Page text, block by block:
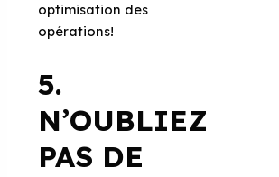
optimisation des
opérations!
5.
N’OUBLIEZ
PAS DE